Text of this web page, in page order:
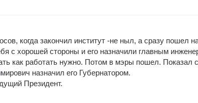
когда закончил институт -не ныл, а сразу пошел
с хорошей стороны и его назначили главным
как работать нужно. Потом в мэры пошел. Показал
назначил его Губернатором.
Президент.